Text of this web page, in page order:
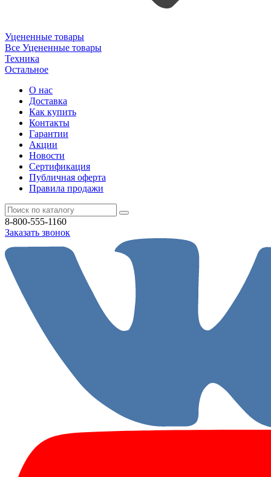
Уцененные товары
Все Уцененные товары
Техника
Остальное
О нас
Доставка
Как купить
Контакты
Гарантии
Акции
Новости
Cертификация
Публичная оферта
Правила продажи
8-800-555-1160
Заказать звонок